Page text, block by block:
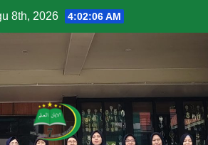
8th, 2026 4:02:07 AM